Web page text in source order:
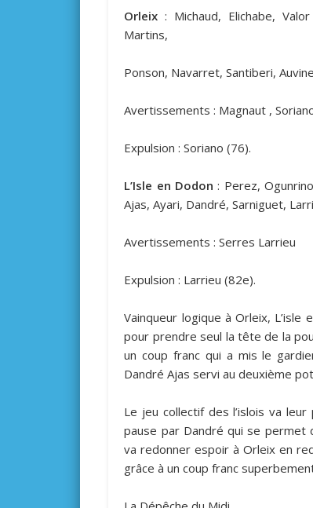
Orleix: Michaud, Elichabe,
Martins,
Ponson, Navarret, Santiberi,
Avertissements : Magnaut ,
Expulsion : Soriano (76).
L’Isle en Dodon : Perez,
Ajas, Ayari, Dandré, Sarniguet,
Avertissements : Serres Larrieu
Expulsion : Larrieu (82e).
Vainqueur logique à Orleix,
pour prendre seul la tête de la
un coup franc qui a mis le
Dandré Ajas servi au deuxième
Le jeu collectif des l’islois va
pause par Dandré qui se permet
va redonner espoir à Orleix en
grâce à un coup franc